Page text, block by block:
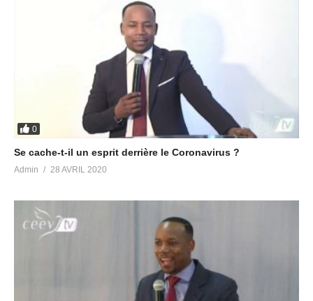
0
Se cache-t-il un esprit derrière le Coronavirus ?
Admin 28 AVRIL 2020